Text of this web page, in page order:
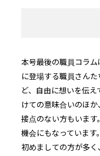
本号最後の職員コラム
に登場する職員さんた
ど、 自由に想いを伝え
けての意味合いのほか
接点のない方もいます。
機会にもなっています。
初めましての方が多く